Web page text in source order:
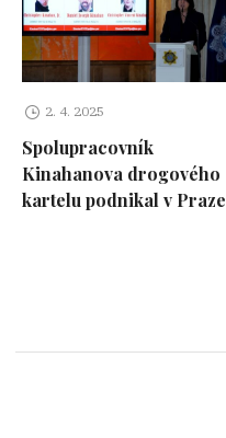
2. 4. 2025
Spolupracovník
Kinahanova drogového
kartelu podnikal v Praze